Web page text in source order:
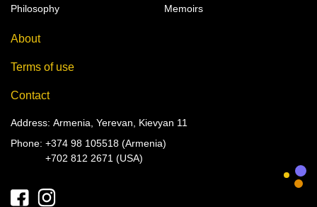
Philosophy
Memoirs
About
Terms of use
Contact
Address: Armenia, Yerevan, Kievyan 11
Phone: +374 98 105518 (Armenia)
+702 812 2671 (USA)